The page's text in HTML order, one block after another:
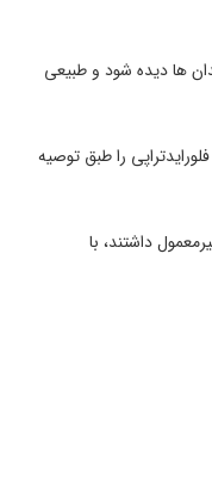
ها دیده شود و طبیعی
را طبق توصیه
داشتند، با